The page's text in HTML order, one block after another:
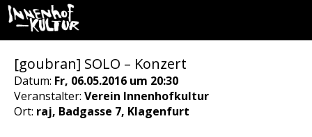
[goubran] SOLO – Konzert
Datum: Fr, 06.05.2016 um 20:30
Veranstalter: Verein Innenhofkultur
Ort: raj, Badgasse 7, Klagenfurt